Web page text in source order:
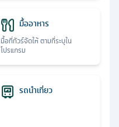
มื้ออาหาร
มื้อที่ทัวร์จัดให้ ตามที่ระบุใน
โปรแกรม
รถนำเที่ยว